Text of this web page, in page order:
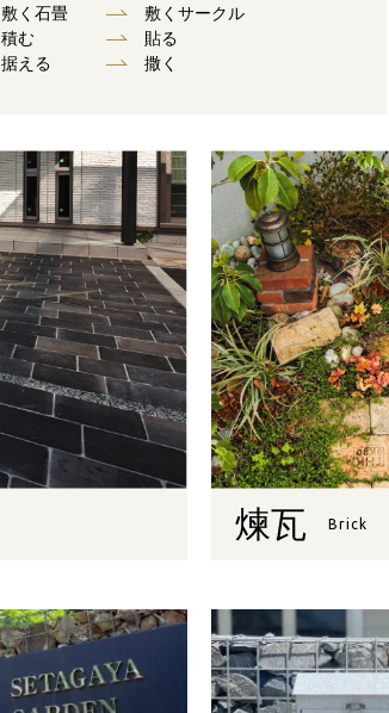
敷く石畳
敷くサークル
積む
貼る
据える
撒く
煉瓦 Brick